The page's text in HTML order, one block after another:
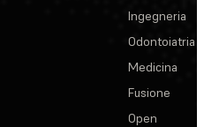
Ingegneria
Odontoiatria
Medicina
Fusione
Open